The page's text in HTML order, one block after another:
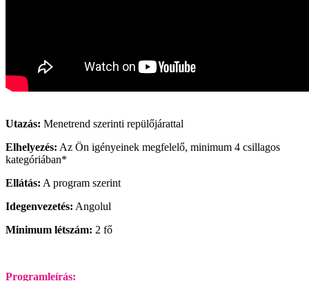
Utazás: Menetrend szerinti repülőjárattal
Elhelyezés: Az Ön igényeinek megfelelő, minimum 4 csillagos
kategóriában*
Ellátás: A program szerint
Idegenvezetés: Angolul
Minimum létszám: 2 fő
Programleírás: